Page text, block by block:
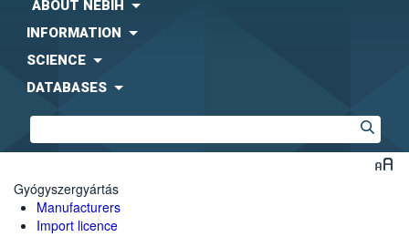
ABOUT NEBIH
INFORMATION
SCIENCE
DATABASES
Gyógyszergyártás
Manufacturers
Import licence